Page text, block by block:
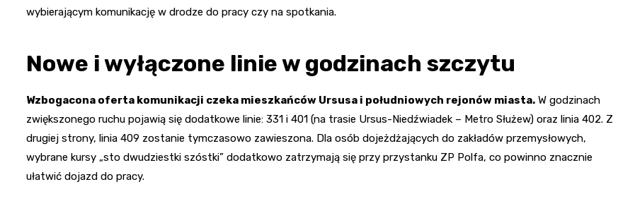
wybierającym komunikację w drodze do pracy czy na spotkania.
Nowe i wyłączone linie w godzinach szczytu
Wzbogacona oferta komunikacji czeka mieszkańców Ursusa i południowych rejonów miasta. W godzinach
zwiększonego ruchu pojawią się dodatkowe linie: 331 i 401 (na trasie Ursus-Niedźwiadek – Metro Służew) oraz linia 402. Z
drugiej strony, linia 409 zostanie tymczasowo zawieszona. Dla osób dojeżdżających do zakładów przemysłowych,
wybrane kursy „sto dwudziestki szóstki” dodatkowo zatrzymają się przy przystanku ZP Polfa, co powinno znacznie
ułatwić dojazd do pracy.